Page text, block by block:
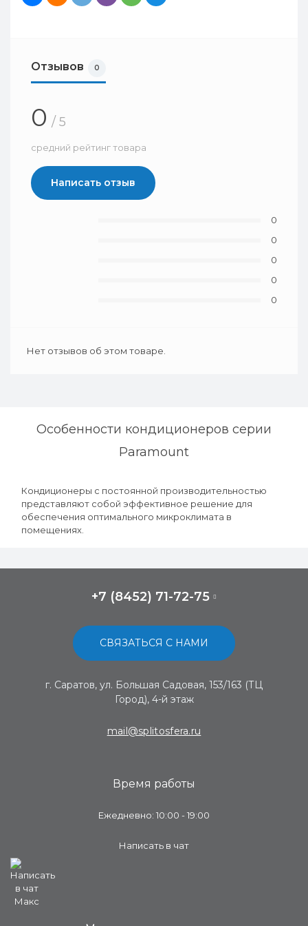
Отзывов 0
0 / 5
средний рейтинг товара
Написать отзыв
0
0
0
0
0
Нет отзывов об этом товаре.
Особенности кондиционеров серии
Paramount
Кондиционеры с постоянной производительностью
представляют собой эффективное решение для
обеспечения оптимального микроклимата в
помещениях.
+7 (8452) 71-72-75
СВЯЗАТЬСЯ С НАМИ
г. Саратов, ул. Большая Садовая, 153/163 (ТЦ
Город), 4-й этаж
mail@splitosfera.ru
Время работы
Ежедневно: 10:00 - 19:00
Написать в чат